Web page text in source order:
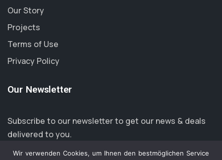
Our Story
Projects
Terms of Use
Privacy Policy
Our Newsletter
Subscribe to our newsletter to get our news & deals
delivered to you.
Wir verwenden Cookies, um Ihnen den bestmöglichen Service